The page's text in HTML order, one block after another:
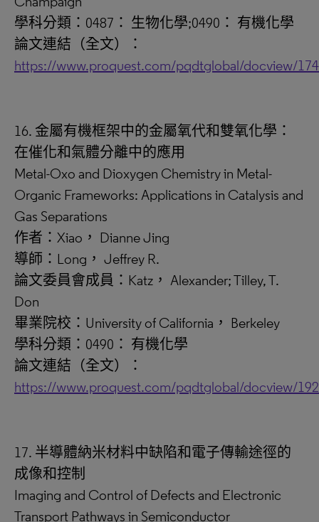
學科分類：0487： 生物化學;0490： 有機化學
論文連結（全文）：
https://www.proquest.com/pqdtglobal/docview/
16. 金屬有機框架中的金屬氧代和雙氧化學：
在催化和氣體分離中的應用
Metal-Oxo and Dioxygen Chemistry in Metal-
Organic Frameworks: Applications in Catalysis and
Gas Separations
作者：Xiao， Dianne Jing
導師：Long， Jeffrey R.
論文委員會成員：Katz， Alexander; Tilley, T.
Don
畢業院校：University of California， Berkeley
學科分類：0490： 有機化學
論文連結（全文）：
https://www.proquest.com/pqdtglobal/docview/
17. 半導體納米材料中缺陷和電子傳輸途徑的
成像和控制
Imaging and Control of Defects and Electronic
Transport Pathways in Semiconductor